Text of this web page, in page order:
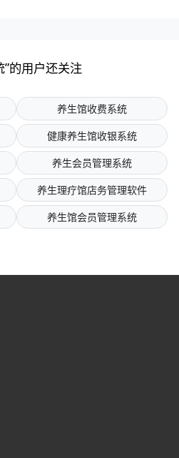
”的用户还关注
养生馆收费系统
健康养生馆收银系统
养生会员管理系统
养生理疗馆店务管理软件
养生馆会员管理系统